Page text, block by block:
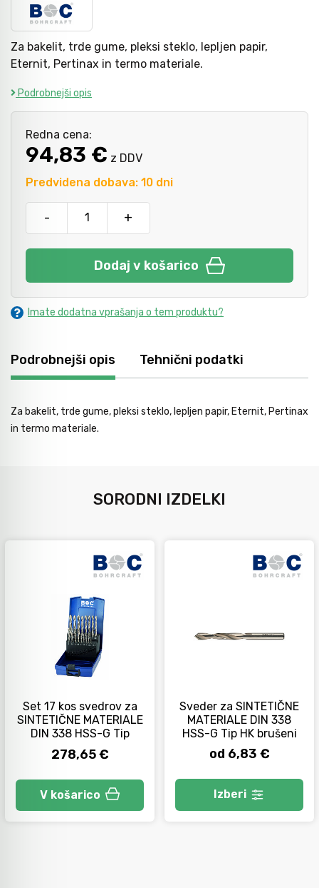
Za bakelit, trde gume, pleksi steklo, lepljen papir,
Eternit, Pertinax in termo materiale.
Podrobnejši opis
Predvidena dobava: 10 dni
Redna cena:
94,83 € z DDV
- +
Dodaj v košarico
Imate dodatna vprašanja o tem produktu?
Podrobnejši opis Tehnični podatki
Za bakelit, trde gume, pleksi steklo, lepljen papir, Eternit, Pertinax
in termo materiale.
SORODNI IZDELKI
Set 17 kos svedrov za
SINTETIČNE MATERIALE
DIN 338 HSS-G Tip
278,65 €
V košarico
Sveder za SINTETIČNE
MATERIALE DIN 338
HSS-G Tip HK brušeni
od 6,83 €
Izberi
Kladiva
Točkala, dleta, luknjači in pile
Vzvodi in primeži
Krivilci cevi
Tesarsko orodje
Dom in vrt
Orodje za kolesa
Neiskreče orodje
Mazanje